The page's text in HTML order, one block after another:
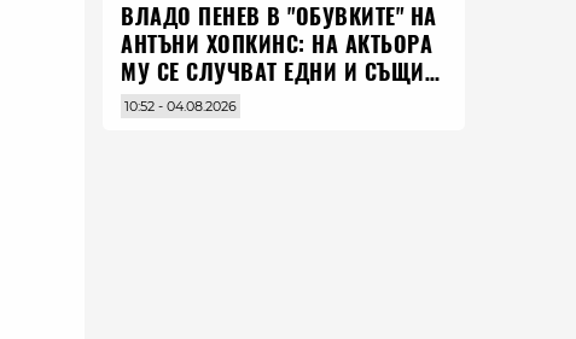
ВЛАДO ПЕНЕВ В "ОБУВКИТЕ" НА
АНТЪНИ ХОПКИНС: НА АКТЬОРА
МУ СЕ СЛУЧВАТ ЕДНИ И СЪЩИ
НЕЩА ПО ЦЕЛИЯ СВЯТ
10:52 - 04.08.2026